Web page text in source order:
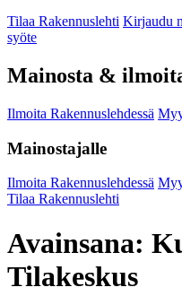
Tilaa Rakennuslehti Kirjaudu
syöte
Mainosta &
Ilmoita Rakennuslehdessä
Mainostajalle
Ilmoita Rakennuslehdessä
Tilaa Rakennuslehti
Avainsana:
Tilakeskus